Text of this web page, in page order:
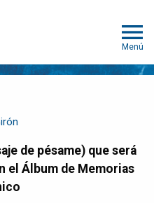
Menú
el Álbum de Memorias